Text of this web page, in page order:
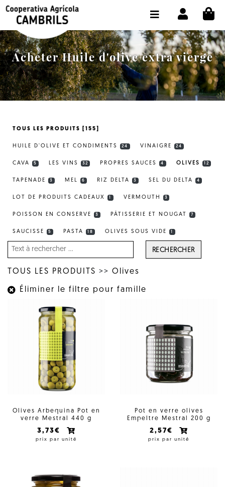
Acheter Huile d'olive extra vierge
TOUS LES PRODUITS [155]
HUILE D'OLIVE ET CONDIMENTS 24 VINAIGRE 24
CAVA 5 LES VINS 32 PROPRES SAUCES 4 OLIVES 12
TAPENADE 3 MEL 6 RIZ DELTA 3 SEL DU DELTA 4
LOT DE PRODUITS CADEAUX VERMOUTH 3
POISSON EN CONSERVE 3 PÂTISSERIE ET NOUGAT 7
SAUCISSE 5 PASTA 18 OLIVES SOUS VIDE
RECHERCHER
TOUS LES PRODUITS >> Olives
Éliminer le filtre pour famille
Olives Arbequina Pot en
verre Mestral 440 g
3,73€
prix par unité
Pot en verre olives
Empeltre Mestral 200 g
2,57€
prix par unité
BOUTIQUE ACHETER EN LIGNE
LA COOPÉRATIVE
OLEOTOUR
PRODUITS
NOTRE HUILE
CHOISIR LA LANGUE: FR